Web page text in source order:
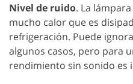
Nivel de ruido. La
mucho calor que es
refrigeración. Puede
algunos casos, pero para
rendimiento sin sonido es